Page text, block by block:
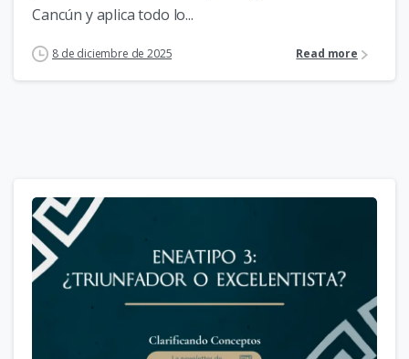
Cancún y aplica todo lo...
8 de diciembre de 2025 Read more
3